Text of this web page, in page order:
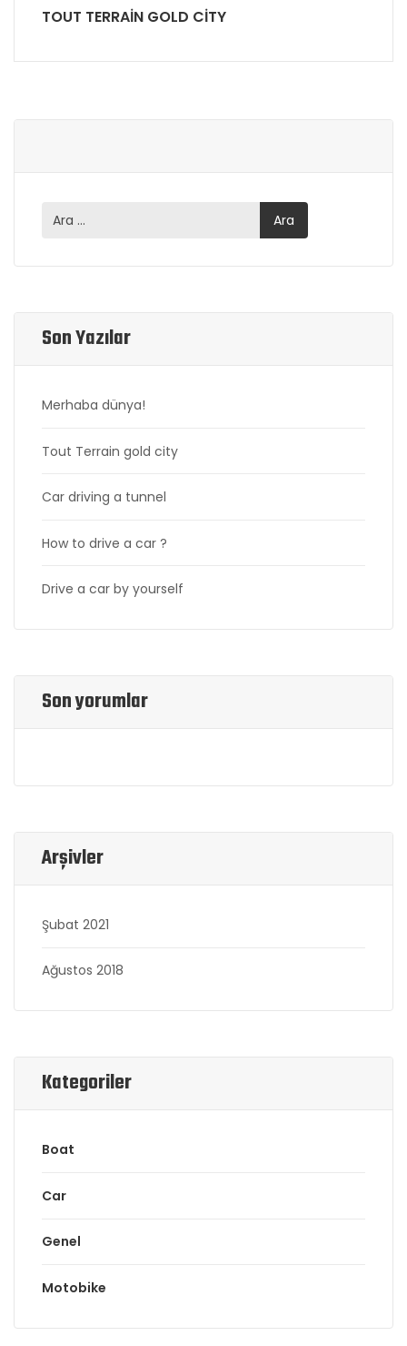
TOUT TERRAIN GOLD CITY
Son Yazılar
Merhaba dünya!
Tout Terrain gold city
Car driving a tunnel
How to drive a car ?
Drive a car by yourself
Son yorumlar
Arşivler
Şubat 2021
Ağustos 2018
Kategoriler
Boat
Car
Genel
Motobike